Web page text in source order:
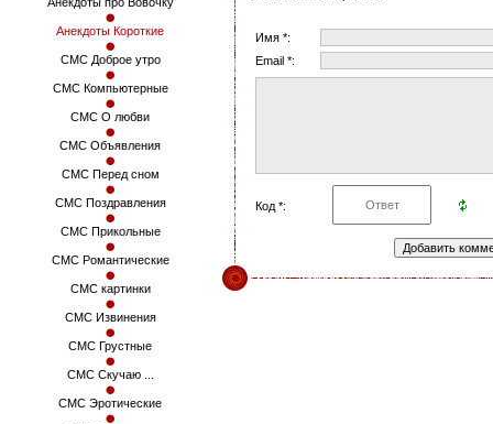
Анекдоты Короткие
СМС Доброе утро
СМС Компьютерные
СМС О любви
СМС Объявления
СМС Перед сном
СМС Поздравления
СМС Прикольные
СМС Романтические
СМС картинки
СМС Извинения
СМС Грустные
СМС Скучаю ...
СМС Эротические
Имя *:
Email *:
Код *: